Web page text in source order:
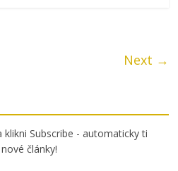
Next →
Subscribe - automaticky ti
články!